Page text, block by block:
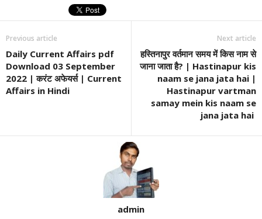
Previous article
Daily Current Affairs pdf
Download 03 September
2022 | करंट अफेयर्स | Current
Affairs in Hindi
Next article
हस्तिनापुर वर्तमान समय में किस नाम से
जाना जाता है? | Hastinapur kis
naam se jana jata hai |
Hastinapur vartman
samay mein kis naam se
jana jata hai
admin